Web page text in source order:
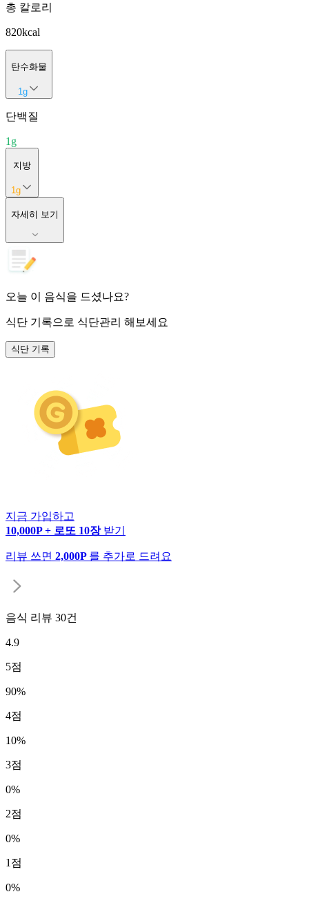
총 칼로리
820kcal
탄수화물
1g
단백질
1 g
지방
1 g
자세히 보기
오늘 이 음식을 드셨나요?
식단 기록으로 식단관리 해보세요
식단 기록
지금 가입하고
10,000P + 로또 10장 받기
리뷰 쓰면 2,000P 를 추가로 드려요
음식 리뷰 30건
4.9
5점
90%
4점
10%
3점
0%
2점
0%
1 점
0%